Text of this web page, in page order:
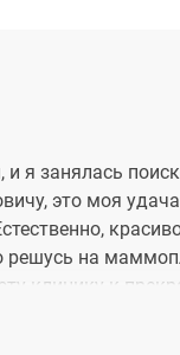
я занялась
это моя
решусь на
клинику к
работают так
что не